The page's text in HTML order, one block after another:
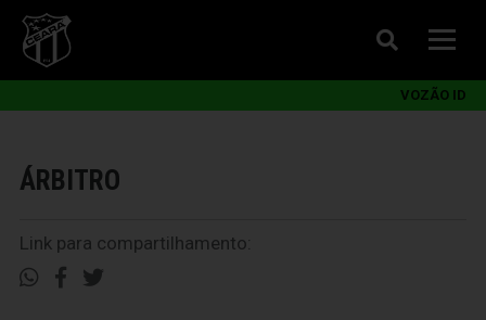
VOZÃO ID
ÁRBITRO
Link para compartilhamento: